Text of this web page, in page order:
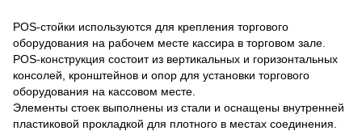
POS-стойки используются для крепления торгового
оборудования на рабочем месте кассира в торговом зале.
POS-конструкция состоит из вертикальных и горизонтальных
консолей, кронштейнов и опор для установки торгового
оборудования на кассовом месте.
Элементы стоек выполнены из стали и оснащены внутренней
пластиковой прокладкой для плотного в местах соединения.